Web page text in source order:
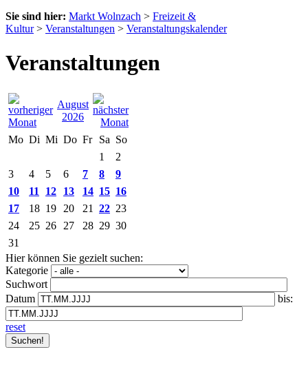
Sie sind hier: Markt Wolnzach > Freizeit &
Kultur> Veranstaltungen > Veranstaltungskalender
Veranstaltungen
August
2026
Mo Di Mi Do Fr Sa So
1
2
3
4 5 6 7 8
9
10
11 12 13 14 15 16
17
18 19 20 21 22 23
24
25 26 27 28 29 30
31
Hier können Sie gezielt suchen:
Kategorie
Suchwort
Datum
bis:
reset